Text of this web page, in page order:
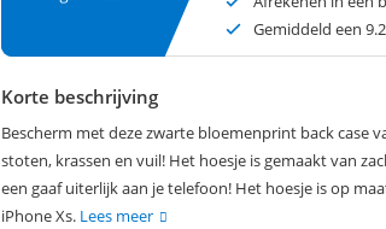
Gemiddeld een 9.2
Korte beschrijving
Bescherm met deze zwarte bloemenprint back case
stoten, krassen en vuil! Het hoesje is gemaakt van
een gaaf uiterlijk aan je telefoon! Het hoesje is op
iPhone Xs. Lees meer